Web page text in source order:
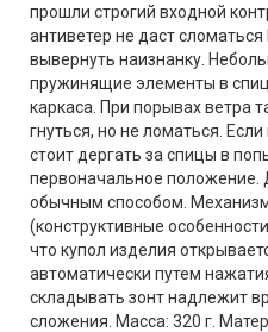
прошли строгий входной
антиветер не даст
вывернуть наизнанку.
пружинящие элементы в
каркаса. При порывах ветра
гнуться, но не ломаться.
стоит дергать за спицы в
первоначальное положение.
обычным способом.
(конструктивные
что купол изделия
автоматически путем
складывать зонт надлежит
сложения. Масса: 320 г.